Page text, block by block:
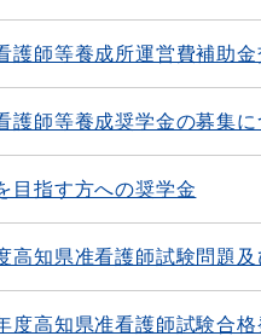
護師等養成所運営費補助
護師等養成奨学金の募集に
目指す方への奨学金
高知県准看護師試験問題
度高知県准看護師試験合格